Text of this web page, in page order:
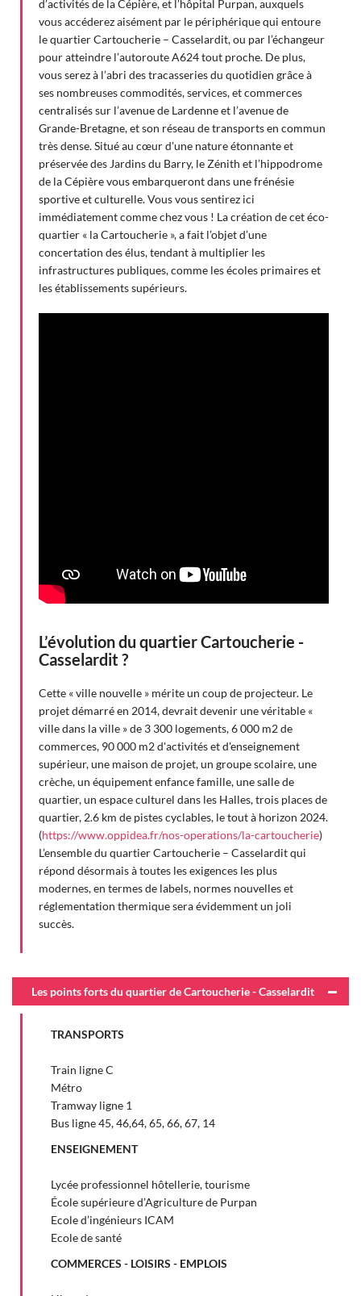
d’activités de la Cépière, et l’hôpital Purpan, auxquels
vous accéderez aisément par le périphérique qui entoure
le quartier Cartoucherie – Casselardit, ou par l’échangeur
pour atteindre l’autoroute A624 tout proche. De plus,
vous serez à l’abri des tracasseries du quotidien grâce à
ses nombreuses commodités, services, et commerces
centralisés sur l’avenue de Lardenne et l’avenue de
Grande-Bretagne, et son réseau de transports en commun
très dense.Situéau cœur d'une nature étonnante et
préservée des Jardins du Barry, le Zénith et l’hippodrome
de la Cépière vous embarqueront dans une frénésie
sportive et culturelle. Vous vous sentirez ici
immédiatement comme chez vous ! La création de cet éco-
quartier « la Cartoucherie », a fait l’objet d’une
concertation des élus, tendant à multiplier les
infrastructures publiques, comme les écoles primaires et
les établissements supérieurs.
L’évolution du quartier Cartoucherie -
Casselardit ?
Cette « ville nouvelle » mérite un coup de projecteur. Le
projet démarré en 2014, devrait devenir une véritable «
ville dans la ville » de 3 300 logements, 6 000 m2 de
commerces, 90 000 m2 d'activités et d'enseignement
supérieur, une maison de projet, un groupe scolaire, une
crèche, un équipement enfance famille, une salle de
quartier, un espace culturel dans les Halles, trois places de
quartier, 2.6 km de pistes cyclables, le tout à horizon 2024.
(https://www.oppidea.fr/nos-operations/la-cartoucherie)
L’ensemble du quartier Cartoucherie – Casselardit qui
répond désormais à toutes les exigences les plus
modernes, en termes de labels, normes nouvelles et
réglementation thermique sera évidemment un joli
succès.
Les points forts du quartier de Cartoucherie - Casselardit
TRANSPORTS
Train ligne C
Métro
Tramway ligne 1
Bus ligne 45, 46,64, 65, 66, 67, 14
ENSEIGNEMENT
Lycée professionnel hôtellerie, tourisme
École supérieure d’Agriculture de Purpan
Ecole d’ingénieurs ICAM
Ecole de santé
COMMERCES - LOISIRS - EMPLOIS